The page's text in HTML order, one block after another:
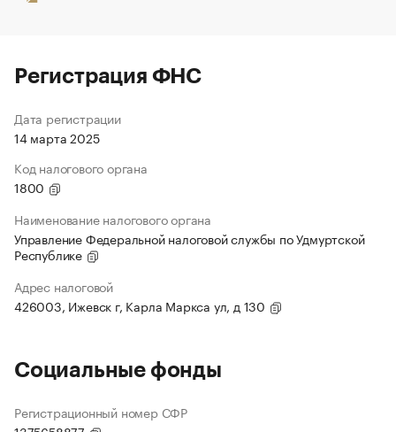
Регистрация ФНС
Дата регистрации
14 марта 2025
Код налогового органа
1800
Наименование налогового органа
Управление Федеральной налоговой службы по Удмуртской
Республике
Адрес налоговой
426003, Ижевск г, Карла Маркса ул, д 130
Социальные фонды
Регистрационный номер СФР